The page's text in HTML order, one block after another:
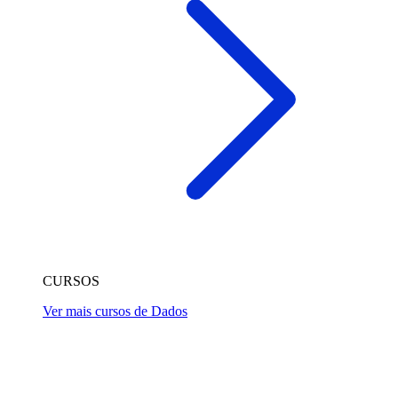
CURSOS
Ver mais cursos de Dados